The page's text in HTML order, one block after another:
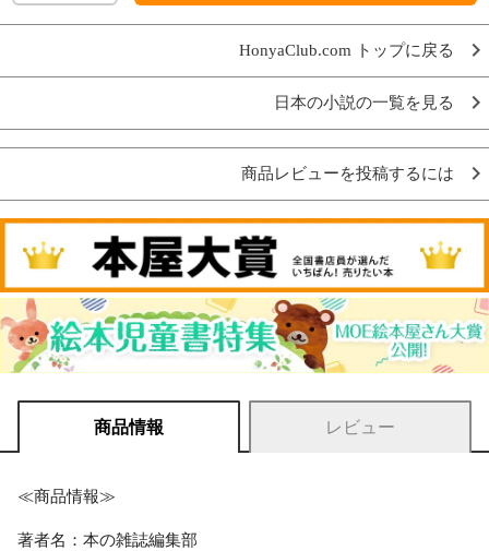
HonyaClub.com トップに戻る
日本の小説の一覧を見る
商品レビューを投稿するには
商品情報 レビュー
≪商品情報≫
著者名：本の雑誌編集部